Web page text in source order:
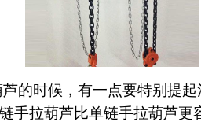
的时候，有一点要特别提
手拉葫芦比单链手拉葫芦更